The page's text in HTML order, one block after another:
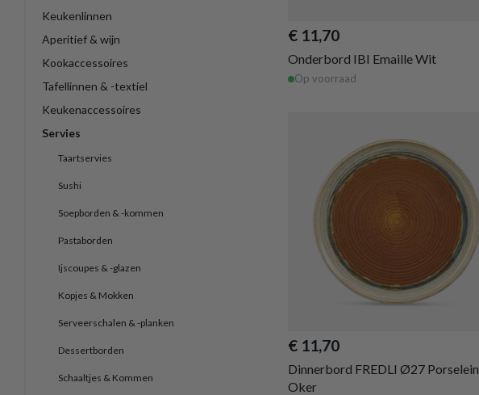
Keukenlinnen
Aperitief & wijn
Kookaccessoires
Tafellinnen & -textiel
Keukenaccessoires
Servies
Taartservies
Sushi
Soepborden & -kommen
Pastaborden
Ijscoupes & -glazen
Kopjes & Mokken
Serveerschalen & -planken
Dessertborden
Schaaltjes & Kommen
€ 11,70
Onderbord IBI Emaille Wit
Op voorraad
€ 11,70
Dinnerbord FREDLI Ø27 Porselein
Oker